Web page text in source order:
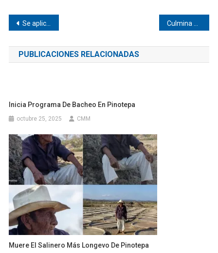
Navegación
de
entradas
Se aplicará segunda dosis de vacuna anti Covid-19 en Pinotepa
PUBLICACIONES RELACIONADAS
Inicia Programa De Bacheo En Pinotepa
octubre 25, 2025 CMM
Muere El Salinero Más Longevo De Pinotepa